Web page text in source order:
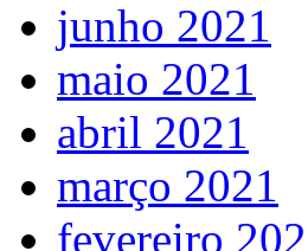
junho 2021
maio 2021
abril 2021
março 2021
fevereiro